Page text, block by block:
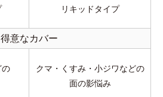
リキッドタイプ
得意なカバー
クマ・くすみ・小ジワなどの
面の影悩み